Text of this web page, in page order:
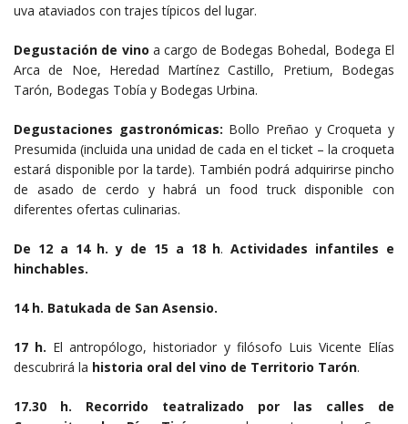
uva ataviados con trajes típicos del lugar.
Degustación de vino a cargo de Bodegas Bohedal, Bodega El
Arca de Noe, Heredad Martínez Castillo, Pretium, Bodegas
Tarón, Bodegas Tobía y Bodegas Urbina.
Degustaciones gastronómicas: Bollo Preñao y Croqueta y
Presumida (incluida una unidad de cada en el ticket – la croqueta
estará disponible por la tarde). También podrá adquirirse pincho
de asado de cerdo y habrá un food truck disponible con
diferentes ofertas culinarias.
De 12 a 14 h. y de 15 a 18 h.Actividades infantiles e
hinchables.
14 h. Batukada de San Asensio.
17 h. El antropólogo, historiador y filósofo Luis Vicente Elías
descubrirá la historia oral del vino de Territorio Tarón.
17.30 h.
Recorrido teatralizado por las calles de